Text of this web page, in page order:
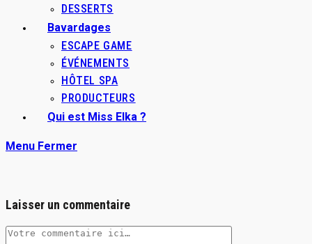
DESSERTS
Bavardages
ESCAPE GAME
ÉVÉNEMENTS
HÔTEL SPA
PRODUCTEURS
Qui est Miss Elka ?
Menu Fermer
Laisser un commentaire
Comment